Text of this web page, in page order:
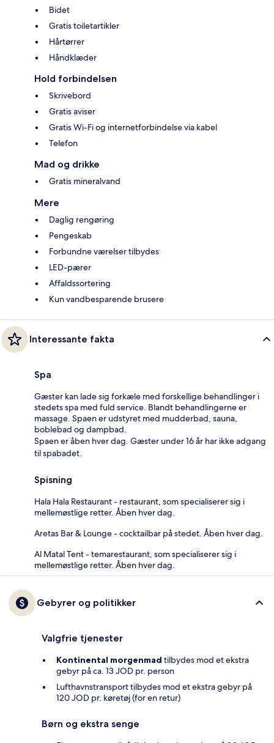
Bidet
Gratis toiletartikler
Hårtørrer
Håndklæder
Hold forbindelsen
Skrivebord
Gratis aviser
Gratis Wi-Fi og internetforbindelse via kabel
Telefon
Mad og drikke
Gratis mineralvand
Mere
Daglig rengøring
Pengeskab
Forbundne værelser tilbydes
LED-pærer
Affaldssortering
Kun vandbesparende brusere
Interessante fakta
Spa
Gæster kan lade sig forkæle med forskellige behandlinger i
stedets spa med fuld service. Blandt behandlingerne er
massage. Spaen er udstyret med mudderbad, sauna,
boblebad og dampbad.
Spaen er åben hver dag. Gæster under 16 år har ikke adgang
til spabadet.
Spisning
Hala Hala Restaurant - restaurant, som specialiserer sig i
mellemøstlige retter. Åben hver dag.
Aretas Bar & Lounge - cocktailbar på stedet. Åben hver dag.
Al Matal Tent - temarestaurant, som specialiserer sig i
mellemøstlige retter. Åben hver dag.
Gebyrer og politikker
Valgfrie tjenester
Kontinental morgenmad tilbydes mod et ekstra
gebyr på ca. 13 JOD pr. person
Lufthavnstransport tilbydes mod et ekstra gebyr på
120 JOD pr. køretøj (for en retur)
Børn og ekstra senge